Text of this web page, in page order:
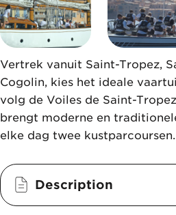
Vertrek vanuit Saint-Tropez,
Cogolin, kies het ideale
volg de Voiles de Saint-
brengt moderne en
elke dag twee kustparcoursen.
Description